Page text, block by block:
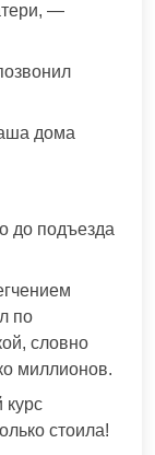
—
дома
до подъезда
по
словно
миллионов.
стоила!